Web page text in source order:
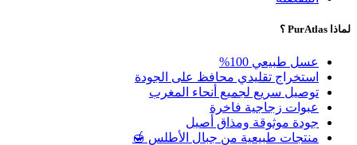
لماذا PurAtlas ؟
عسل طبيعي 100%
استخراج تقليدي محافظ على الجودة
توصيل سريع لجميع أنحاء المغرب
عبوات زجاجية فاخرة
جودة موثوقة ومذاق أصيل
منتجات طبيعية من جبال الأطلس 🍯